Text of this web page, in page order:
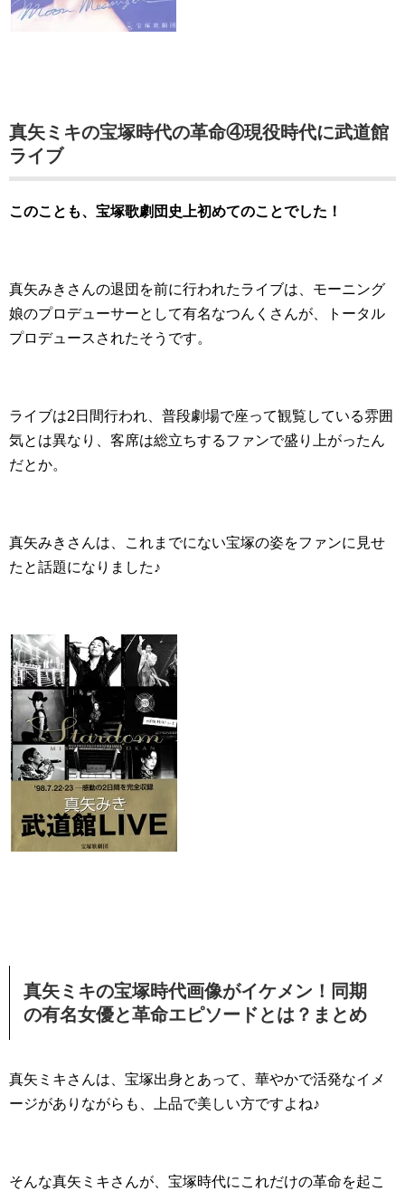
真矢ミキの宝塚時代の革命④現役時代に武道館
ライブ
このことも、宝塚歌劇団史上初めてのことでした！
真矢みきさんの退団を前に行われたライブは、モーニング
娘のプロデューサーとして有名なつんくさんが、トータル
プロデュースされたそうです。
ライブは2日間行われ、普段劇場で座って観覧している雰囲
気とは異なり、客席は総立ちするファンで盛り上がったん
だとか。
真矢みきさんは、これまでにない宝塚の姿をファンに見せ
たと話題になりました♪
真矢ミキの宝塚時代画像がイケメン！同期
の有名女優と革命エピソードとは？まとめ
真矢ミキさんは、宝塚出身とあって、華やかで活発なイメ
ージがありながらも、上品で美しい方ですよね♪
そんな真矢ミキさんが、宝塚時代にこれだけの革命を起こ